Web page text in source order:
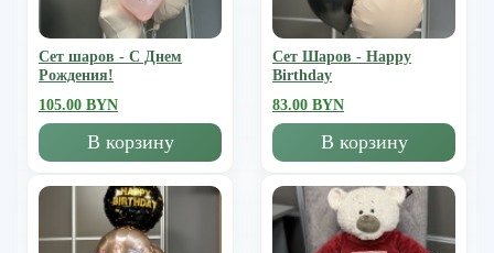
Сет шаров - С Днем
Рождения!
105.00 BYN
В корзину
Сет Шаров - Happy
Birthday
83.00 BYN
В корзину